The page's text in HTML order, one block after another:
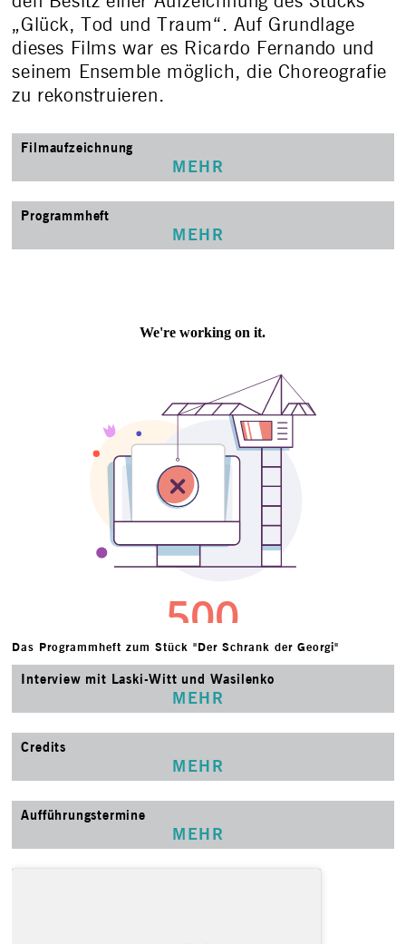
„Glück, Tod und Traum“. Auf Grundlage
dieses Films war es Ricardo Fernando und
seinem Ensemble möglich, die Choreografie
zu rekonstruieren.
Filmaufzeichnung
MEHR
Programmheft
MEHR
Das Programmheft zum Stück "Der Schrank der Georgi"
Interview mit Laski-Witt und Wasilenko
MEHR
Credits
MEHR
Aufführungstermine
MEHR